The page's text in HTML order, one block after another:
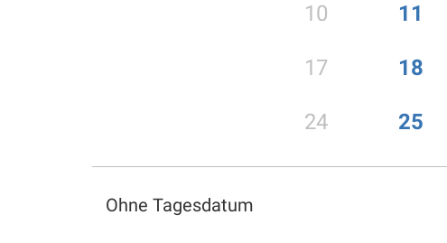
10 11
17 18
24 25
Ohne Tagesdatum